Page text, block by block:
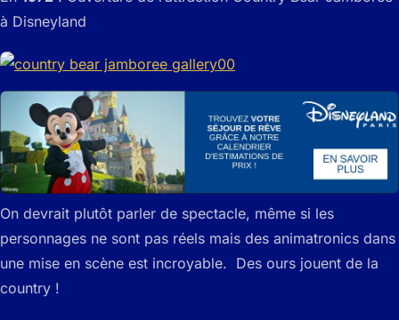
à Disneyland
On devrait plutôt parler de spectacle, même si les
personnages ne sont pas réels mais des animatronics dans
une mise en scène est incroyable. Des ours jouent de la
country !